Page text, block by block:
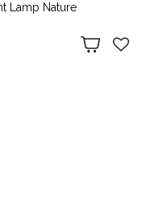
Lamp Nature